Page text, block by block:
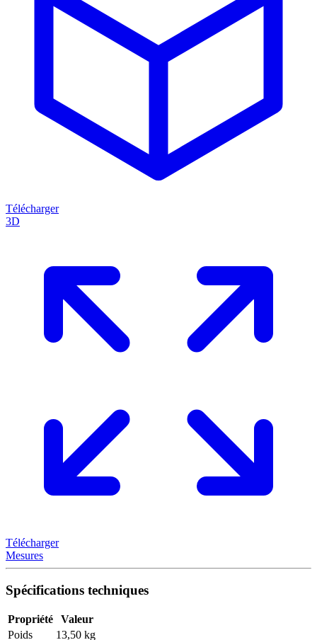
Télécharger
3D
Télécharger
Mesures
Spécifications techniques
Propriété
Valeur
Poids
13,50 kg